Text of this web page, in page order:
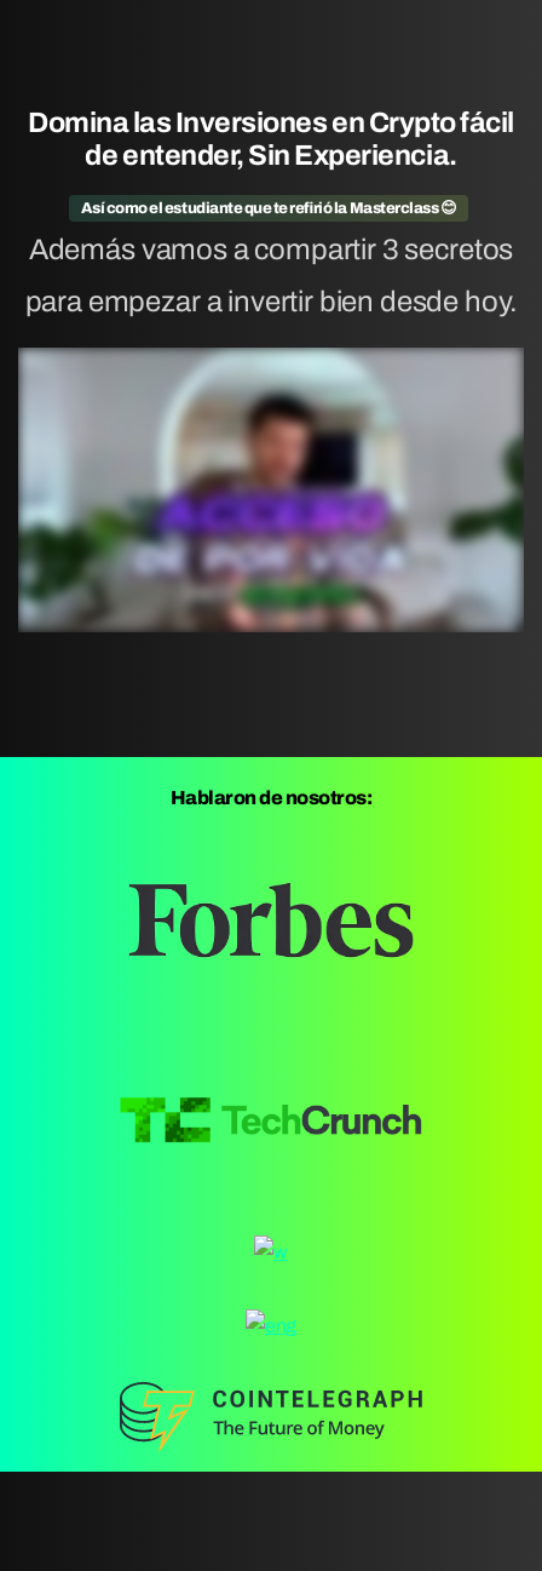
Domina lasInversionesenCryptofácil
deentender,SinExperiencia.
Así como el estudiante que te refirió la Masterclass 😊
Además vamos a compartir 3 secretos
para empezar a invertir bien desde hoy.
Hablaron de nosotros: